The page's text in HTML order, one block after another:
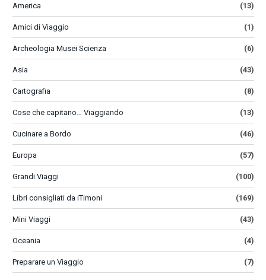
America (13)
Amici di Viaggio (1)
Archeologia Musei Scienza (6)
Asia (43)
Cartografia (8)
Cose che capitano… Viaggiando (13)
Cucinare a Bordo (46)
Europa (57)
Grandi Viaggi (100)
Libri consigliati da iTimoni (169)
Mini Viaggi (43)
Oceania (4)
Preparare un Viaggio (7)